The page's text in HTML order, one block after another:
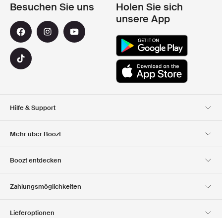
Hilfe & Support
Mehr über Boozt
Boozt entdecken
Presse &
Besuchen Sie uns
Holen Sie sich
unsere App
Zahlungsmöglichkeiten
Lieferoptionen